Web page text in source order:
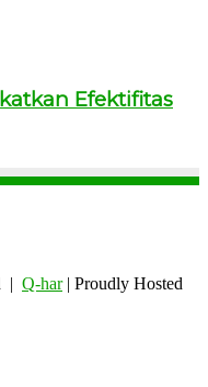
Efektifitas
| Q-har| Proudly Hosted